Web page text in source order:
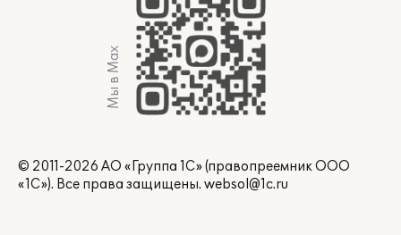
Мы в Max
© 2011-2026 АО «Группа 1С» (правопреемник ООО
«1С»). Все права защищены. websol@1c.ru